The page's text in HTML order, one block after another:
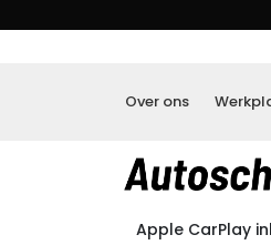
Over ons
Apple CarPlay